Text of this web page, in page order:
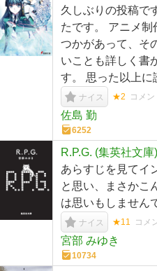
久しぶりの投稿で
たです。 アニメ
つかがあって、そ
いことも詳しく書
す。 思った以上に
ナイス ★2 コメ
佐島 勤
6252
R.P.G. (集英社文庫)
あらすじを見てイ
と思い、まさかこ
は思いもしません
ナイス ★11 コメ
宮部 みゆき
10734